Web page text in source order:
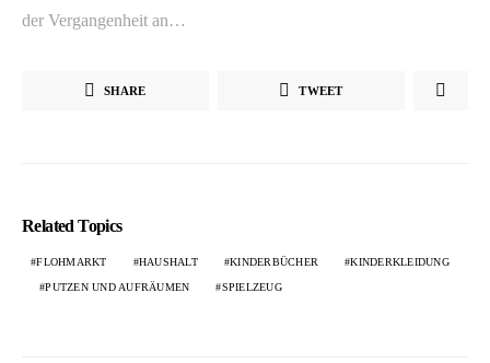
der Vergangenheit an…
SHARE TWEET
Related Topics
FLOHMARKT HAUSHALT KINDERBÜCHER KINDERKLEIDUNG
PUTZEN UND AUFRÄUMEN SPIELZEUG